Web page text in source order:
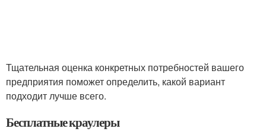
Тщательная оценка конкретных потребностей вашего
предприятия поможет определить, какой вариант
подходит лучше всего.
Бесплатные краулеры